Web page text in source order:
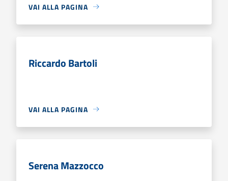
VAI ALLA PAGINA
Riccardo Bartoli
VAI ALLA PAGINA
Serena Mazzocco